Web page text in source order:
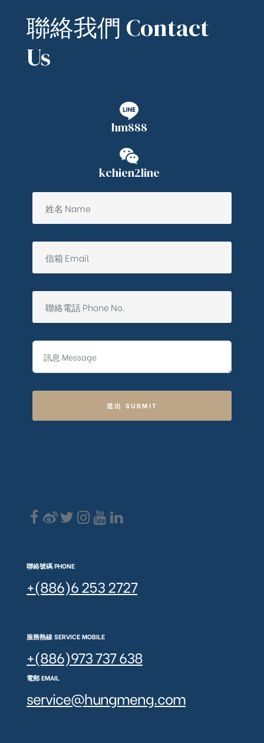
聯絡我們 Contact
Us
hm888
kchien2line
送出 SUBMIT
聯絡號碼 PHONE
+(886)6 253 2727
服務熱線 SERVICE MOBILE
+(886)973 737 638
電郵 EMAIL
service@hungmeng.com